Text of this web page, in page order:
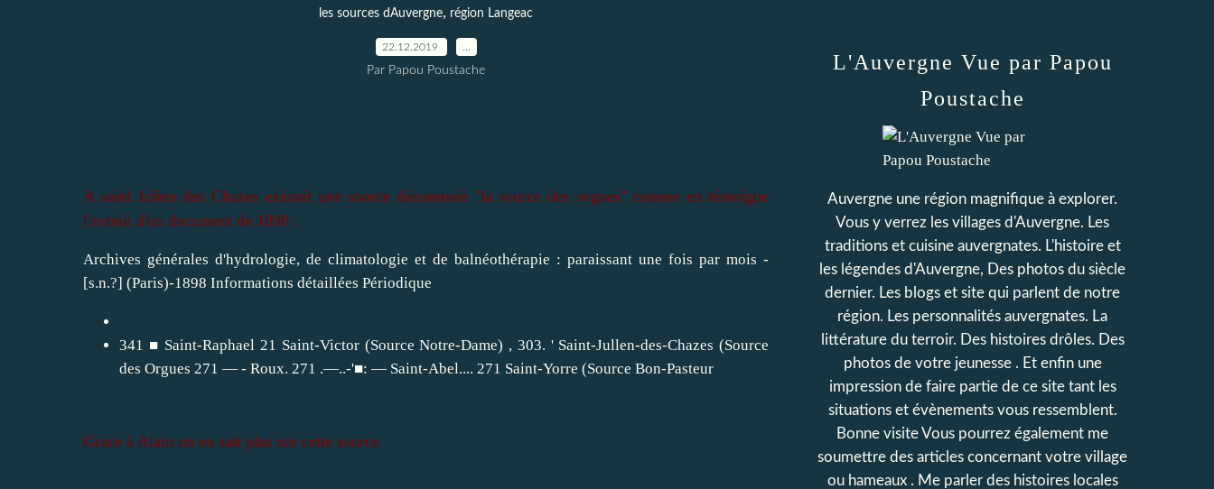
les sources dAuvergne, région Langeac
22.12.2019
Par Papou Poustache
A saint Julien des Chazes existait une source dénommée "la source des orgues" comme en témoigne
l'extrait d'un document de 1898 .
Archives générales d'hydrologie, de climatologie et de balnéothérapie : paraissant une fois par mois -
[s.n.?] (Paris)-1898 Informations détaillées Périodique
341 ■ Saint-Raphael 21 Saint-Victor (Source Notre-Dame) , 303. ' Saint-Jullen-des-Chazes (Source
des Orgues 271 — - Roux. 271 .—..-'■: — Saint-Abel.... 271 Saint-Yorre (Source Bon-Pasteur
Grace à Alain on en sait plus sur cette source
L'Auvergne Vue par Papou
Poustache
Auvergne une région magnifique à explorer.
Vous y verrez les villages d'Auvergne. Les
traditions et cuisine auvergnates. L'histoire et
les légendes d'Auvergne, Des photos du siècle
dernier. Les blogs et site qui parlent de notre
région. Les personnalités auvergnates. La
littérature du terroir. Des histoires drôles. Des
photos de votre jeunesse . Et enfin une
impression de faire partie de ce site tant les
situations et évènements vous ressemblent.
Bonne visite Vous pourrez également me
soumettre des articles concernant votre village
ou hameaux . Me parler des histoires locales